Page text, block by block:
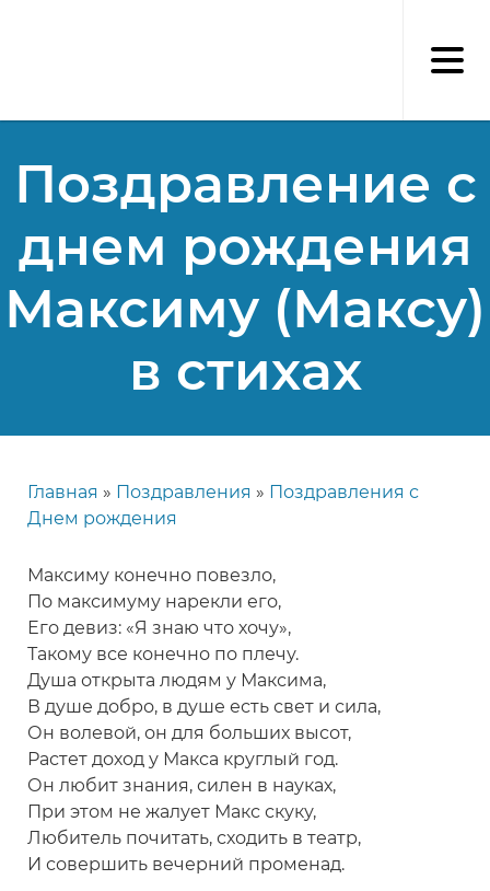
Поздравление с
днем рождения
Максиму (Максу)
в стихах
Строка
Главная Поздравления
Поздравления с
Днем рождения
Максиму конечно повезло,
По максимуму нарекли его,
Его девиз: «Я знаю что хочу»,
Такому все конечно по плечу.
Душа открыта людям у Максима,
В душе добро, в душе есть свет и сила,
Он волевой, он для больших высот,
Растет доход у Макса круглый год.
Он любит знания, силен в науках,
При этом не жалует Макс скуку,
Любитель почитать, сходить в театр,
И совершить вечерний променад.